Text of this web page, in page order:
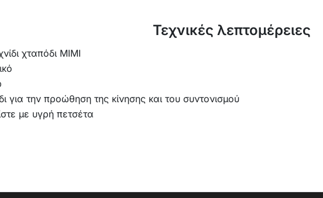
Τεχνικές λεπτομέρειες
χταπόδι MIMI
για την προώθηση της κίνησης και του συντονισμού
με υγρή πετσέτα